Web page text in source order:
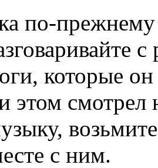
по-
которые
этом смотрел
с ним.